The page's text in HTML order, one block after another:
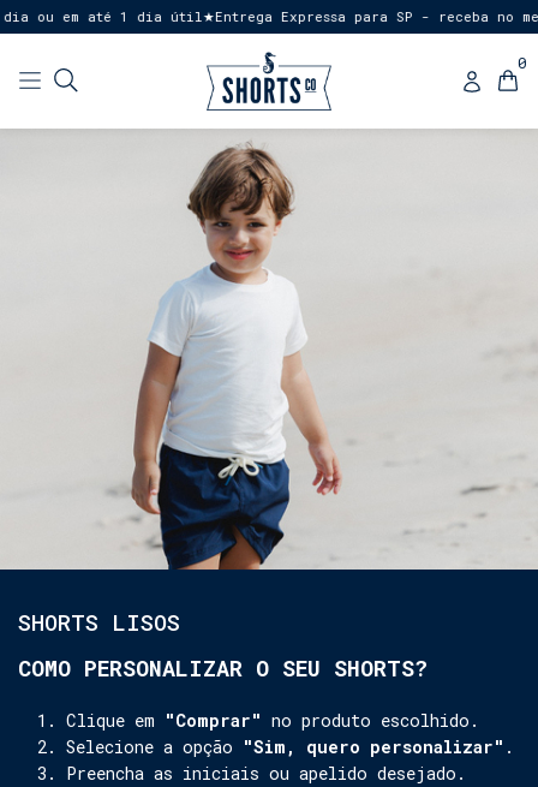
ou em até 1 dia útil★Entrega Expressa para SP - receba no
0
SHORTS LISOS
COMO PERSONALIZAR O SEU SHORTS?
Clique em "Comprar" no produto escolhido.
Selecione a opção "Sim, quero personalizar" .
Preencha as iniciais ou apelido desejado.